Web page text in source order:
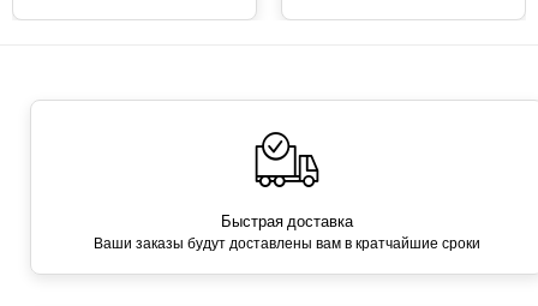
Быстрая доставка
Ваши заказы будут доставлены вам в кратчайшие сроки